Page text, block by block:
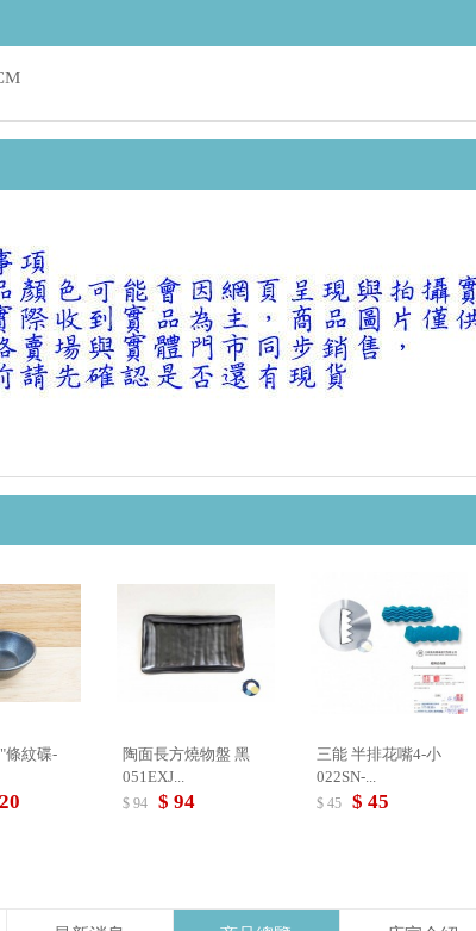
條紋碟-
陶面長方燒物盤 黑
051EXJ...
$ 94 $ 94
三能 半排花嘴4-小
022SN-...
$ 45 $ 45